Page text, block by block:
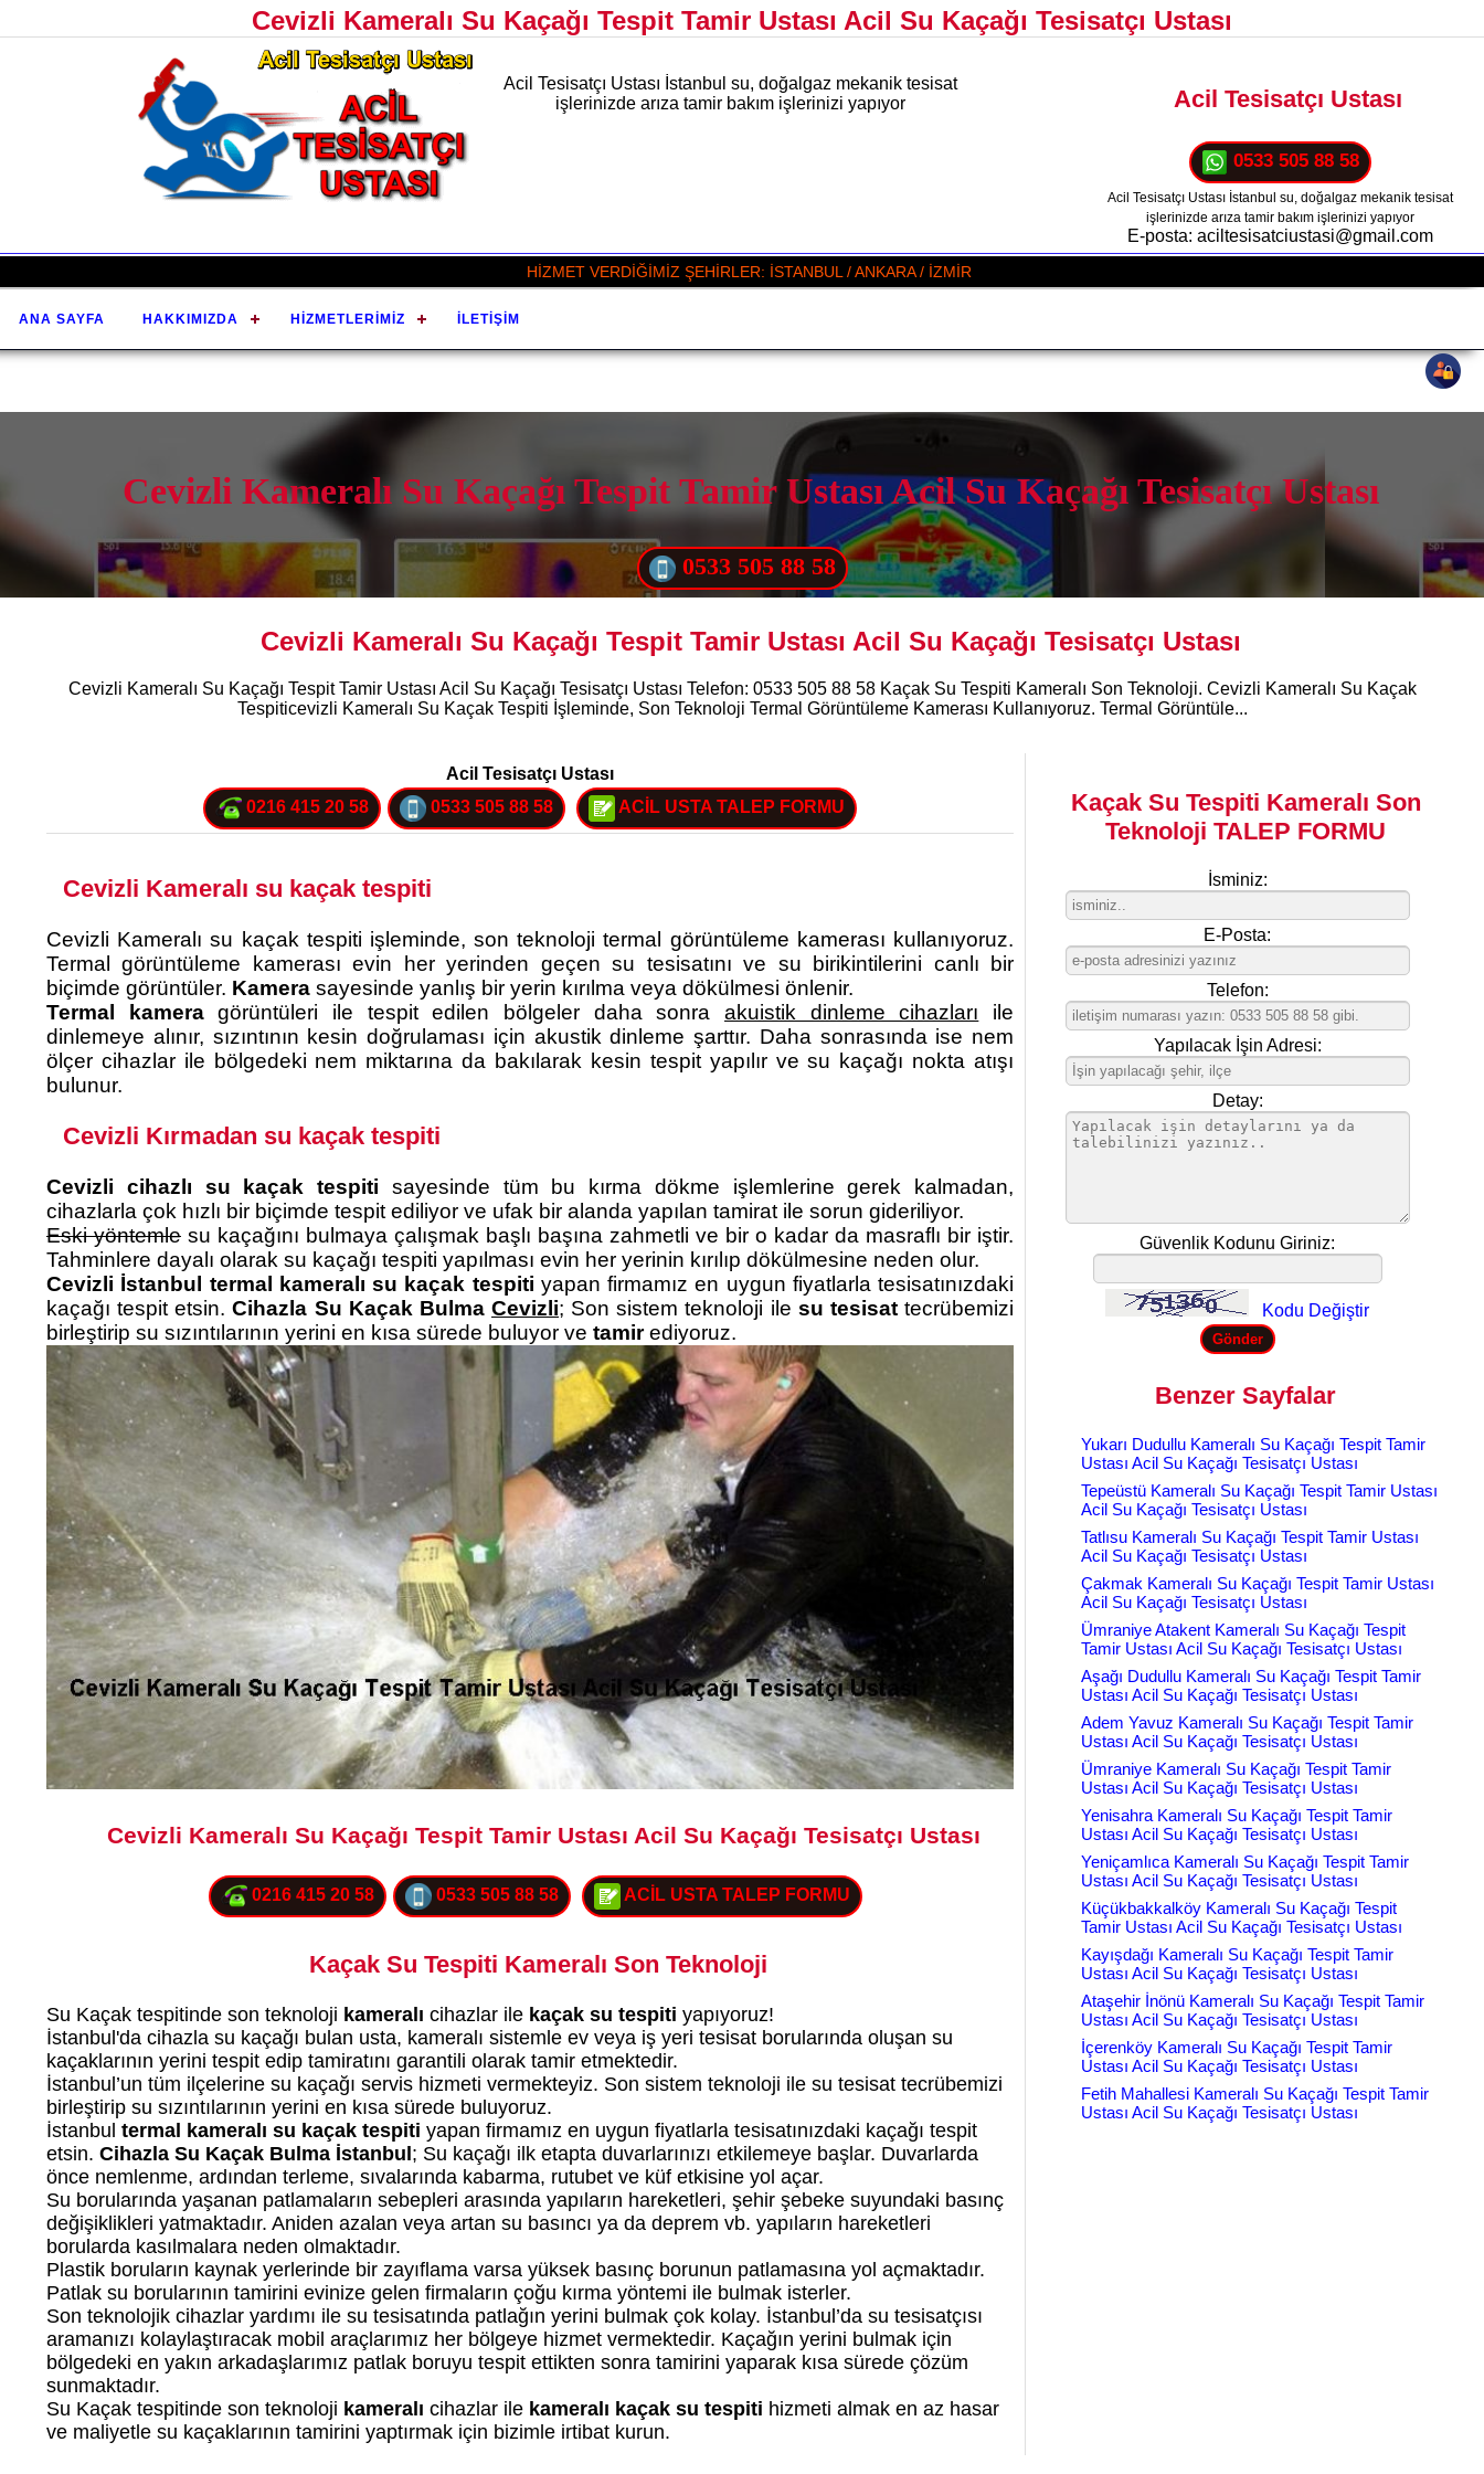
Cevizli Kameralı Su Kaçağı Tespit Tamir Ustası Acil Su Kaçağı Tesisatçı Ustası
Acil Tesisatçı Ustası İstanbul su, doğalgaz mekanik tesisat
işlerinizde arıza tamir bakım işlerinizi yapıyor
Acil Tesisatçı Ustası
0533 505 88 58
Acil Tesisatçı Ustası İstanbul su, doğalgaz mekanik tesisat
işlerinizde arıza tamir bakım işlerinizi yapıyor
E-posta: aciltesisatciustasi@gmail.com
HİZMET VERDİĞİMİZ ŞEHİRLER: İSTANBUL / ANKARA / İZMİR
ANA SAYFA HAKKIMIZDA HIZMETLERIMIZ İLETIŞIM
Cevizli Kameralı Su Kaçağı Tespit Tamir Ustası Acil Su Kaçağı Tesisatçı Ustası
0533 505 88 58
Cevizli Kameralı Su Kaçağı Tespit Tamir Ustası Acil Su Kaçağı Tesisatçı Ustası
Cevizli Kameralı Su Kaçağı Tespit Tamir Ustası Acil Su Kaçağı Tesisatçı Ustası Telefon: 0533 505 88 58 Kaçak Su Tespiti Kameralı Son Teknoloji. Cevizli Kameralı Su Kaçak
Tespiticevizli Kameralı Su Kaçak Tespiti İşleminde, Son Teknoloji Termal Görüntüleme Kamerası Kullanıyoruz. Termal Görüntüle...
Acil Tesisatçı Ustası
0216 415 20 58
0533 505 88 58 ACİL USTA TALEP FORMU
Cevizli Kameralı su kaçak tespiti
Cevizli Kameralı su kaçak tespiti işleminde, son teknoloji termal görüntüleme kamerası kullanıyoruz.
Termal görüntüleme kamerası evin her yerinden geçen su tesisatını ve su birikintilerini canlı bir
biçimde görüntüler. Kamera sayesinde yanlış bir yerin kırılma veya dökülmesi önlenir.
Termal kameragörüntüleri ile tespit edilen bölgeler daha sonraakuistik dinleme cihazları ile
dinlemeye alınır, sızıntının kesin doğrulaması için akustik dinleme şarttır. Daha sonrasında ise nem
ölçer cihazlar ile bölgedeki nem miktarına da bakılarak kesin tespit yapılır ve su kaçağı nokta atışı
bulunur.
Cevizli Kırmadan su kaçak tespiti
Cevizli cihazlı su kaçak tespiti sayesinde tüm bu kırma dökme işlemlerine gerek kalmadan,
cihazlarla çok hızlı bir biçimde tespit ediliyor ve ufak bir alanda yapılan tamirat ile sorun gideriliyor.
Eski yöntemle su kaçağını bulmaya çalışmak başlı başına zahmetli ve bir o kadar da masraflı bir iştir.
Tahminlere dayalı olarak su kaçağı tespiti yapılması evin her yerinin kırılıp dökülmesine neden olur.
Cevizli İstanbul termal kameralı su kaçak tespiti yapan firmamız en uygun fiyatlarla tesisatınızdaki
kaçağı tespit etsin.Cihazla Su Kaçak BulmaCevizli; Son sistem teknoloji ile su tesisattecrübemizi
birleştirip su sızıntılarının yerini en kısa sürede buluyor ve tamirediyoruz.
Cevizli Kameralı Su Kaçağı Tespit Tamir Ustası Acil Su Kaçağı Tesisatçı Ustası
0216 415 20 58 0533 505 88 58 ACİL USTA TALEP FORMU
Kaçak Su Tespiti Kameralı Son Teknoloji
Su Kaçak tespitinde son teknoloji kameralı cihazlar ile kaçak su tespiti yapıyoruz!
İstanbul'da cihazla su kaçağı bulan usta, kameralı sistemle ev veya iş yeri tesisat borularında oluşan su
kaçaklarının yerini tespit edip tamiratını garantili olarak tamir etmektedir.
İstanbul’un tüm ilçelerine su kaçağı servis hizmeti vermekteyiz. Son sistem teknoloji ile su tesisat tecrübemizi
birleştirip su sızıntılarının yerini en kısa sürede buluyoruz.
İstanbul termal kameralı su kaçak tespiti yapan firmamız en uygun fiyatlarla tesisatınızdaki kaçağı tespit
etsin. Cihazla Su Kaçak Bulma İstanbul; Su kaçağı ilk etapta duvarlarınızı etkilemeye başlar. Duvarlarda
önce nemlenme, ardından terleme, sıvalarında kabarma, rutubet ve küf etkisine yol açar.
Su borularında yaşanan patlamaların sebepleri arasında yapıların hareketleri, şehir şebeke suyundaki basınç
değişiklikleri yatmaktadır. Aniden azalan veya artan su basıncı ya da deprem vb. yapıların hareketleri
borularda kasılmalara neden olmaktadır.
Plastik boruların kaynak yerlerinde bir zayıflama varsa yüksek basınç borunun patlamasına yol açmaktadır.
Patlak su borularının tamirini evinize gelen firmaların çoğu kırma yöntemi ile bulmak isterler.
Son teknolojik cihazlar yardımı ile su tesisatında patlağın yerini bulmak çok kolay. İstanbul’da su tesisatçısı
aramanızı kolaylaştıracak mobil araçlarımız her bölgeye hizmet vermektedir. Kaçağın yerini bulmak için
bölgedeki en yakın arkadaşlarımız patlak boruyu tespit ettikten sonra tamirini yaparak kısa sürede çözüm
sunmaktadır.
Su Kaçak tespitinde son teknoloji kameralı cihazlar ile kameralı kaçak su tespiti hizmeti almak en az hasar
ve maliyetle su kaçaklarının tamirini yaptırmak için bizimle irtibat kurun.
Kaçak Su Tespiti Kameralı Son
Teknoloji TALEP FORMU
İsminiz:
E-Posta:
Telefon:
Yapılacak İşin Adresi:
Detay:
Güvenlik Kodunu Giriniz:
Kodu Değiştir
Benzer Sayfalar
Yukarı Dudullu Kameralı Su Kaçağı Tespit Tamir
Ustası Acil Su Kaçağı Tesisatçı Ustası
Tepeüstü Kameralı Su Kaçağı Tespit Tamir Ustası
Acil Su Kaçağı Tesisatçı Ustası
Tatlısu Kameralı Su Kaçağı Tespit Tamir Ustası
Acil Su Kaçağı Tesisatçı Ustası
Çakmak Kameralı Su Kaçağı Tespit Tamir Ustası
Acil Su Kaçağı Tesisatçı Ustası
Ümraniye Atakent Kameralı Su Kaçağı Tespit
Tamir Ustası Acil Su Kaçağı Tesisatçı Ustası
Aşağı Dudullu Kameralı Su Kaçağı Tespit Tamir
Ustası Acil Su Kaçağı Tesisatçı Ustası
Adem Yavuz Kameralı Su Kaçağı Tespit Tamir
Ustası Acil Su Kaçağı Tesisatçı Ustası
Ümraniye Kameralı Su Kaçağı Tespit Tamir
Ustası Acil Su Kaçağı Tesisatçı Ustası
Yenisahra Kameralı Su Kaçağı Tespit Tamir
Ustası Acil Su Kaçağı Tesisatçı Ustası
Yeniçamlıca Kameralı Su Kaçağı Tespit Tamir
Ustası Acil Su Kaçağı Tesisatçı Ustası
Küçükbakkalköy Kameralı Su Kaçağı Tespit
Tamir Ustası Acil Su Kaçağı Tesisatçı Ustası
Kayışdağı Kameralı Su Kaçağı Tespit Tamir
Ustası Acil Su Kaçağı Tesisatçı Ustası
Ataşehir İnönü Kameralı Su Kaçağı Tespit Tamir
Ustası Acil Su Kaçağı Tesisatçı Ustası
İçerenköy Kameralı Su Kaçağı Tespit Tamir
Ustası Acil Su Kaçağı Tesisatçı Ustası
Fetih Mahallesi Kameralı Su Kaçağı Tespit Tamir
Ustası Acil Su Kaçağı Tesisatçı Ustası